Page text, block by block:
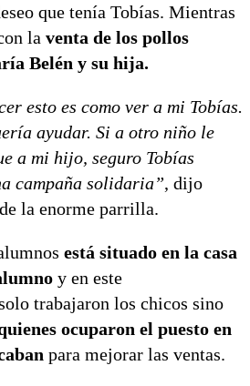
que tenía Tobías. Mientras
la venta de los pollos
Belén y su hija.
esto es como ver a mi Tobías.
ayudar. Si a otro niño le
a mi hijo, seguro Tobías
campaña solidaria”, dijo
la enorme parrilla.
está situado en la casa
y en este
trabajaron los chicos sino
ocuparon el puesto en
para mejorar las ventas.